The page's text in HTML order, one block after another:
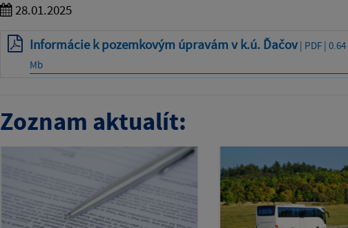
28.01.2025
Informácie k pozemkovým úpravám v k.ú. Ďačov| PDF | 0.64
Mb
Zoznam aktualít: